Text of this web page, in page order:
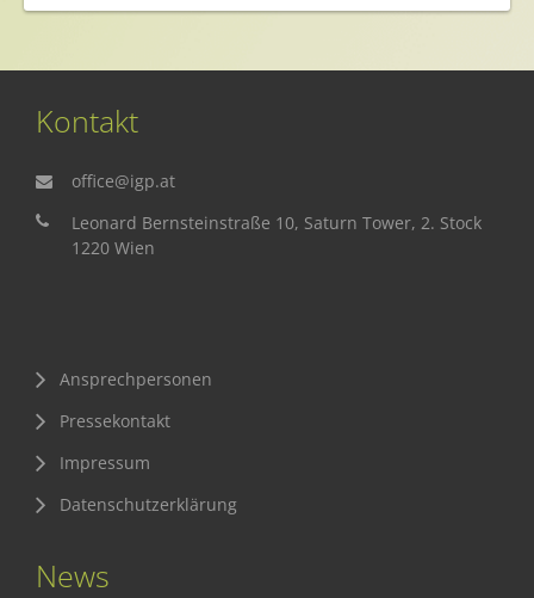
Pressemitteilungen
Pressebilder
Pressemappe
Pressekontakt
Kontakt
office@igp.at
Leonard Bernsteinstraße 10, Saturn Tower, 2. Stock
1220 Wien
Ansprechpersonen
Pressekontakt
Impressum
Datenschutzerklärung
News